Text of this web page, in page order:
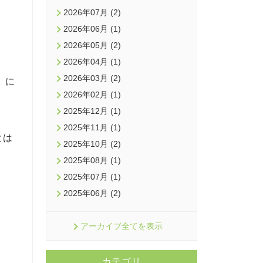
に
は
2026年07月 (2)
2026年06月 (1)
2026年05月 (2)
2026年04月 (1)
2026年03月 (2)
2026年02月 (1)
2025年12月 (1)
2025年11月 (1)
2025年10月 (2)
2025年08月 (1)
2025年07月 (1)
2025年06月 (2)
アーカイブ全てを表示